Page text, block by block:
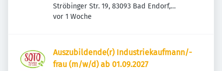
Ströbinger Str. 19, 83093 Bad Endorf,
Deutschland
Veröffentlicht
vor 1 Woche
Auszubildende(r) Industriekaufmann/-
frau (m/w/d) ab 01.09.2027